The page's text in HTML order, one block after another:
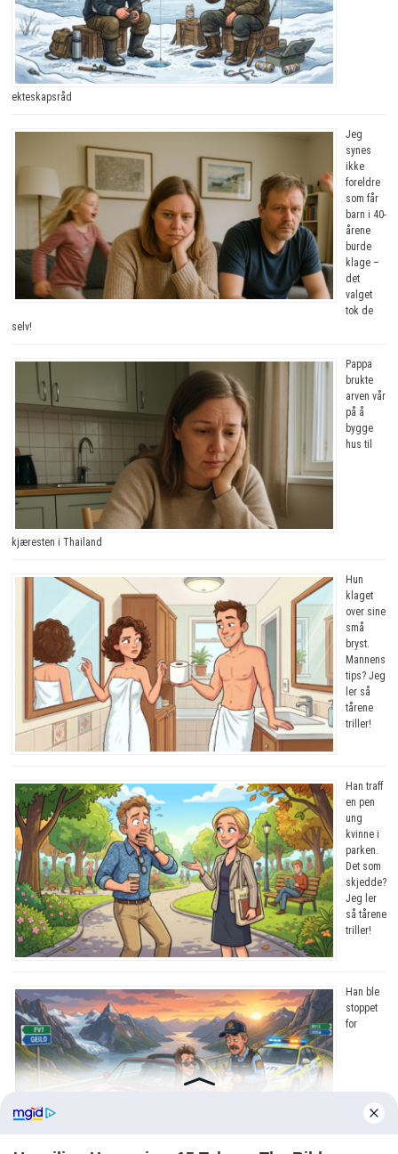
ekteskapsråd
Jeg
synes
ikke
foreldre
som får
barn i 40-
årene
burde
klage –
det
valget
tok de
selv!
Pappa
brukte
arven vår
på å
bygge
hus til
kjæresten i Thailand
Hun
klaget
over sine
små
bryst.
Mannens
tips? Jeg
ler så
tårene
triller!
Han traff
en pen
ung
kvinne i
parken.
Det som
skjedde?
Jeg ler
så tårene
triller!
Han ble
stoppet
for